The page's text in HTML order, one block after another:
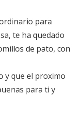
para
te ha quedado
de pato, con
y que el proximo
para ti y